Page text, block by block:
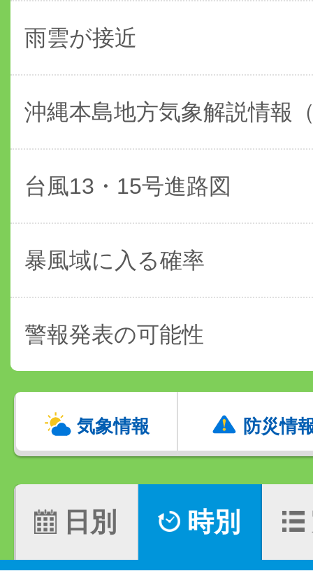
雨雲が接近
沖縄本島地方気象解説情報
台風13・15号進路図
暴風域に入る確率
警報発表の可能性
気象情報 防災情
日別 時別